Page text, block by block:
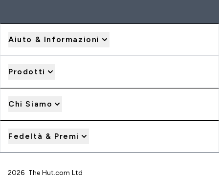
Aiuto & Informazioni
Prodotti
Chi Siamo
Fedeltà & Premi
2026 The Hut.com Ltd